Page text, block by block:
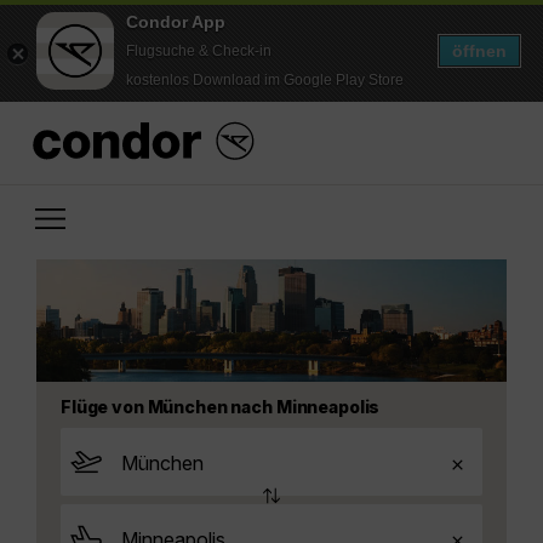
Condor App
Flugsuche & Check-in
kostenlos Download im Google Play Store
öffnen
Flüge von München nach Minneapolis